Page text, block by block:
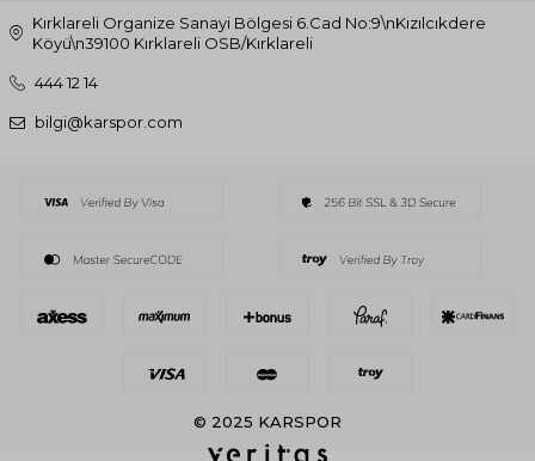
Kırklareli Organize Sanayi Bölgesi 6.Cad No:9\nKızılcıkdere
Köyü\n39100 Kırklareli OSB/Kırklareli
444 12 14
bilgi@karspor.com
© 2025 KARSPOR